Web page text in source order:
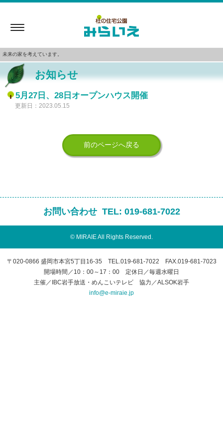
Toggle
未来の家を考えています。
お知らせ
5月27日、28日オープンハウス開催
更新日：2023.05.15
前のページへ戻る
お問い合わせ TEL: 019-681-7022
© MIRAIE All Rights Reserved.
〒020-0866 盛岡市本宮5丁目16-35 TEL.019-681-7022 FAX.019-681-7023
開場時間／10：00～17：00 定休日／毎週水曜日
主催／IBC岩手放送・めんこいテレビ 協力／ALSOK岩手
info@e-miraie.jp